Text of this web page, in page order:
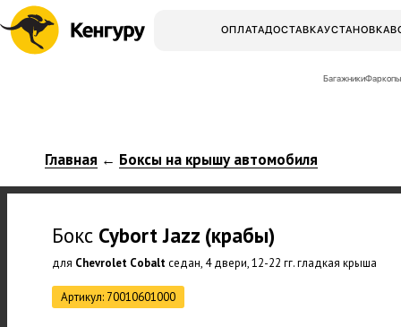
ОПЛАТАДОСТАВКАУСТАНОВКА
БагажникиФаркопы
Главная ← Боксы на крышу автомобиля
Бокс Cybort Jazz (крабы)
для Chevrolet Cobaltседан, 4 двери, 12-22 гг. гладкая крыша
Артикул: 70010601000